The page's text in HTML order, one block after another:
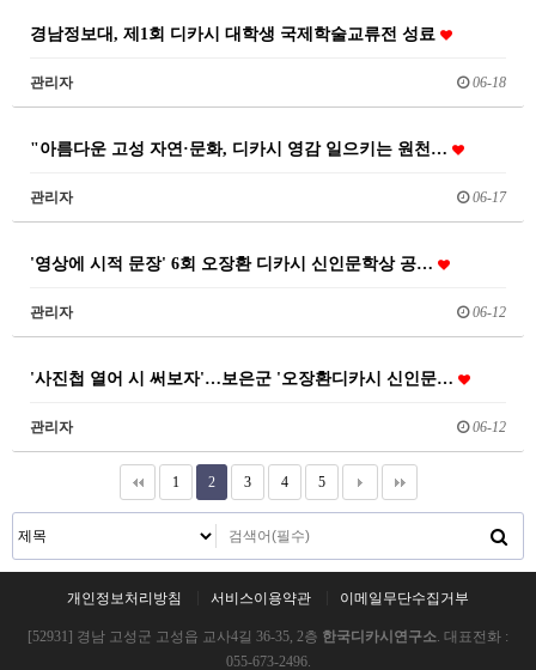
경남정보대, 제1회 디카시 대학생 국제학술교류전 성료
관리자 06-18
"아름다운 고성 자연·문화, 디카시 영감 일으키는 원천…
관리자 06-17
'영상에 시적 문장' 6회 오장환 디카시 신인문학상 공…
관리자 06-12
'사진첩 열어 시 써보자'…보은군 '오장환디카시 신인문…
관리자 06-12
1 2 3 4 5
개인정보처리방침 서비스이용약관 이메일무단수집거부
[52931] 경남 고성군 고성읍 교사4길 36-35, 2층 한국디카시연구소. 대표전화 :
055-673-2496.